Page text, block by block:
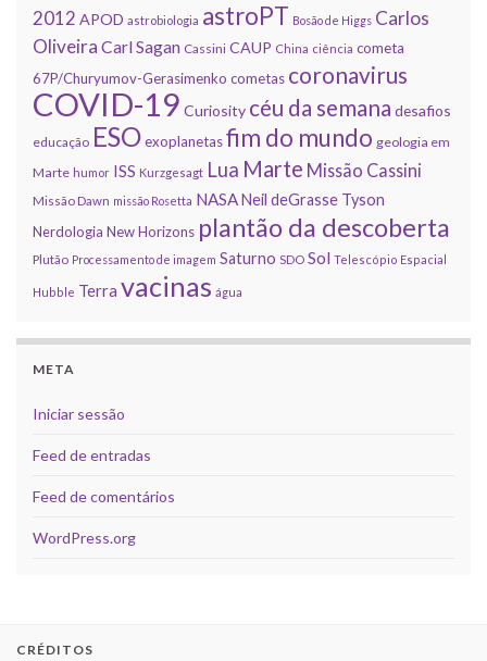
2012 APOD astrobiologia astroPT Bosão de Higgs Carlos
Oliveira Carl Sagan Cassini CAUP China ciência cometa
67P/Churyumov-Gerasimenko cometas coronavirus
COVID-19 Curiosity céu da semana desafios
educação ESOexoplanetasfim do mundo geologia em
Marte humor ISS Kurzgesagt Lua Marte Missão Cassini
Missão Dawn missão Rosetta NASANeil deGrasse Tyson
Nerdologia New Horizons plantão da descoberta
Plutão Processamento de imagem Saturno SDO Sol Telescópio Espacial
Hubble Terra vacinas água
META
Iniciar sessão
Feed de entradas
Feed de comentários
WordPress.org
CRÉDITOS